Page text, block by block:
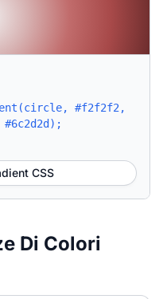
#f2f2f2,
CSS
Di Colori